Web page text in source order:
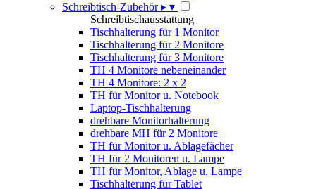
Schreibtisch-Zubehör▸ ▾
Schreibtischausstattung
Tischhalterung für 1 Monitor
Tischhalterung für 2 Monitore
Tischhalterung für 3 Monitore
TH 4 Monitore nebeneinander
TH 4 Monitore: 2 x 2
TH für Monitor u. Notebook
Laptop-Tischhalterung
drehbare Monitorhalterung
drehbare MH für 2 Monitore
TH für Monitor u. Ablagefächer
TH für 2 Monitoren u. Lampe
TH für Monitor, Ablage u. Lampe
Tischhalterung für Tablet